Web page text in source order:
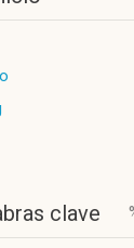
clave